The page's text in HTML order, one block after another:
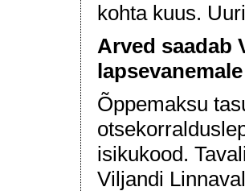
kohta kuus.
Arved saadab
Õppemaksu
isikukood.
Viljandi